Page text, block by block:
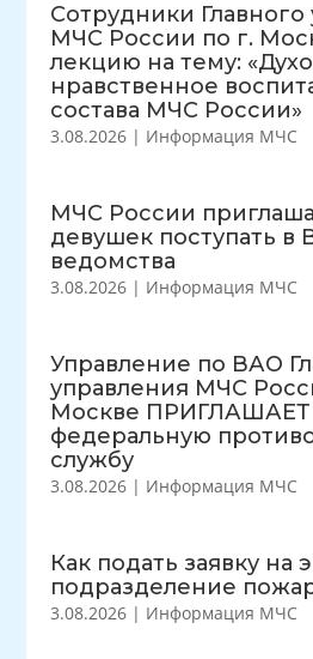
Сотрудники Главного
МЧС России по г.
лекцию на тему:
нравственное
состава МЧС России»
3.08.2026 | Информация МЧС
МЧС России
девушек поступать в
ведомства
3.08.2026 | Информация МЧС
Управление по ВАО
управления МЧС
Москве
федеральную
службу
3.08.2026 | Информация МЧС
Как подать заявку на
подразделение
3.08.2026 | Информация МЧС